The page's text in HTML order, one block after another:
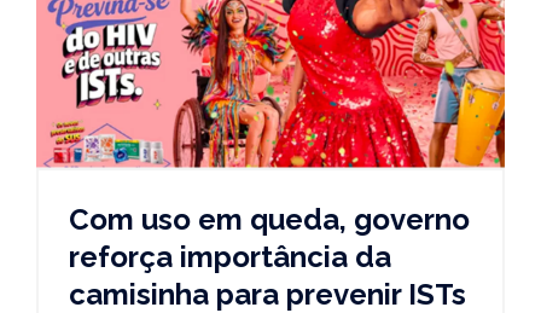
Com uso em queda, governo
reforça importância da
camisinha para prevenir ISTs